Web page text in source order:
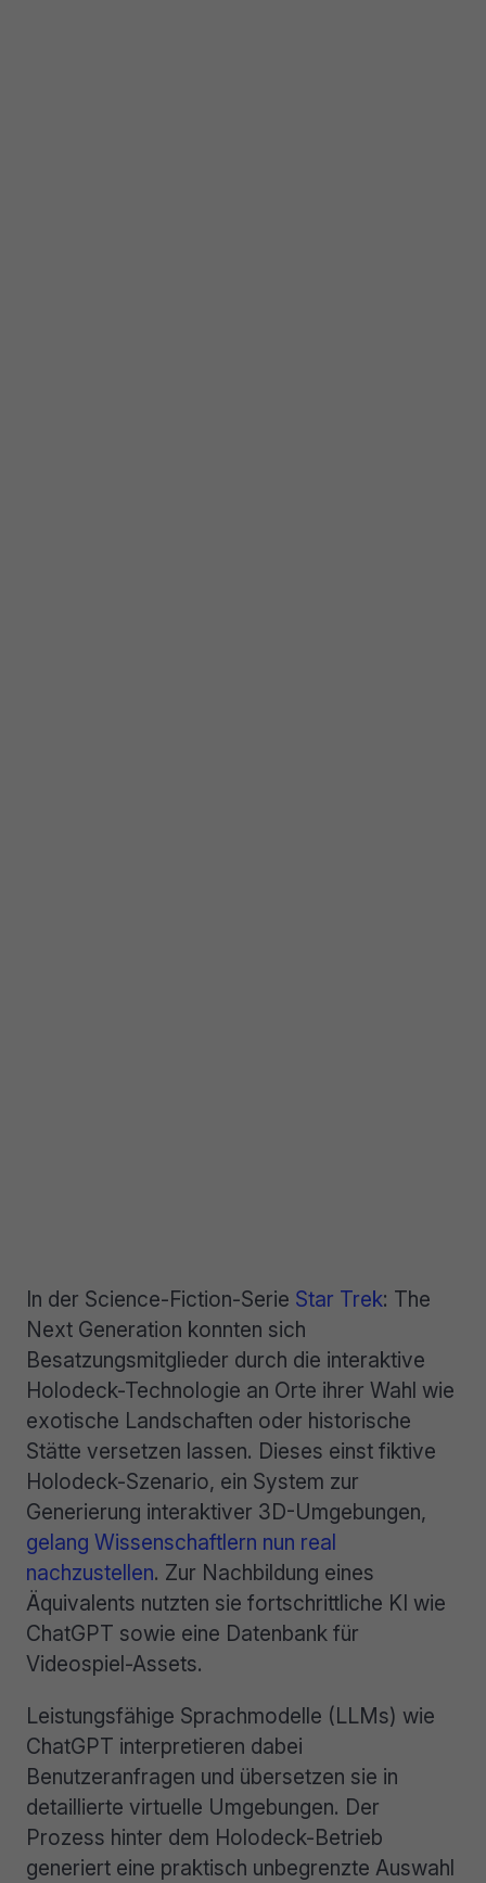
In der Science-Fiction-Serie Star Trek: The
Next Generation konnten sich
Besatzungsmitglieder durch die interaktive
Holodeck-Technologie an Orte ihrer Wahl wie
exotische Landschaften oder historische
Stätte versetzen lassen. Dieses einst fiktive
Holodeck-Szenario, ein System zur
Generierung interaktiver 3D-Umgebungen,
gelang Wissenschaftlern nun real
nachzustellen. Zur Nachbildung eines
Äquivalents nutzten sie fortschrittliche KI wie
ChatGPT sowie eine Datenbank für
Videospiel-Assets.
Leistungsfähige Sprachmodelle (LLMs) wie
ChatGPT interpretieren dabei
Benutzeranfragen und übersetzen sie in
detaillierte virtuelle Umgebungen. Der
Prozess hinter dem Holodeck-Betrieb
generiert eine praktisch unbegrenzte Auswahl